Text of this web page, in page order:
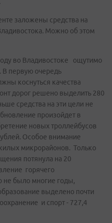
заложены средства на
Можно об этом
во Владивостоке ощутимо
В первую очередь
коснуться качества
дорог решено выделить 280
средства на эти цели не
произойдет в
новых троллейбусов
Особое внимание
микрорайонов. Только
потянула на 20
горячего
не было многие годы,
выделено почти
и спорт - 727,4